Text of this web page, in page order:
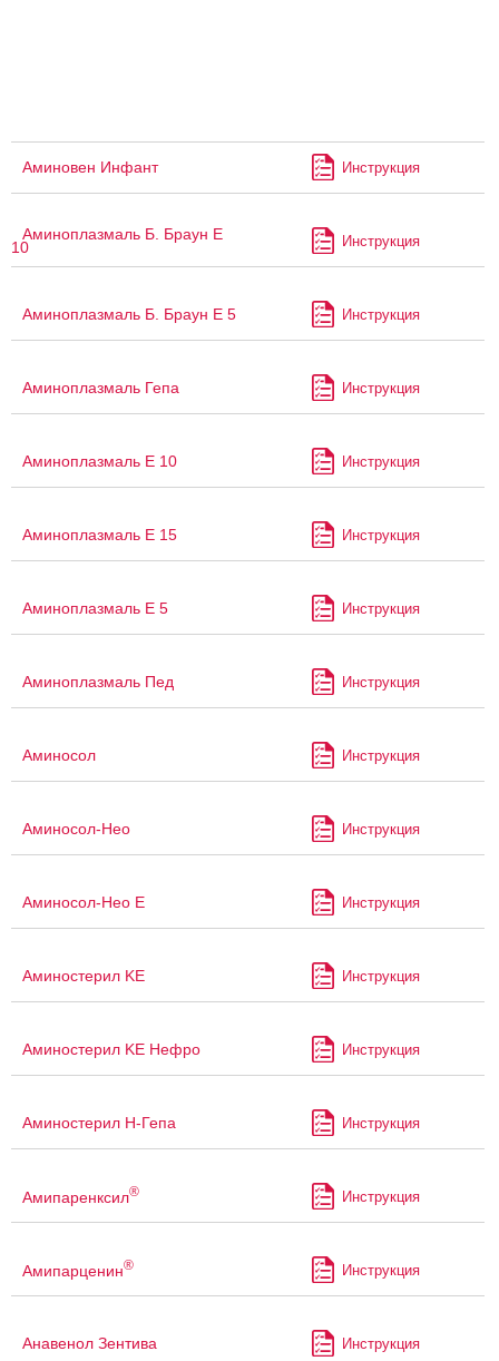
Аминовен Инфант Инструкция
Аминоплазмаль Б. Браун Е
10 Инструкция
Аминоплазмаль Б. Браун Е 5 Инструкция
Аминоплазмаль Гепа Инструкция
Аминоплазмаль Е 10 Инструкция
Аминоплазмаль Е 15 Инструкция
Аминоплазмаль Е 5 Инструкция
Аминоплазмаль Пед Инструкция
Аминосол Инструкция
Аминосол-Нео Инструкция
Аминосол-Нео Е Инструкция
Аминостерил KE Инструкция
Аминостерил KE Нефро Инструкция
Аминостерил Н-Гепа Инструкция
Амипаренксил® Инструкция
Амипарценин® Инструкция
Анавенол Зентива Инструкция